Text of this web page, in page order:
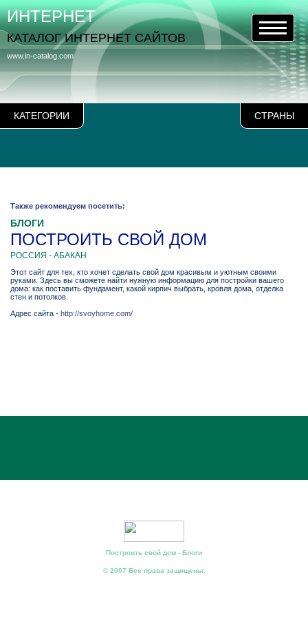
КАТЕГОРИИ СТРАНЫ
www.in-catalog.com
ИНТЕРНЕТ
КАТАЛОГ ИНТЕРНЕТ САЙТОВ
Также рекомендуем посетить:
БЛОГИ
ПОСТРОИТЬ СВОЙ ДОМ
РОССИЯ - АБАКАН
Этот сайт для тех, кто хочет сделать свой дом красивым и уютным своими
руками. Здесь вы сможете найти нужную информацию для постройки вашего
дома: как поставить фундамент, какой кирпич выбрать, кровля дома, отделка
стен и потолков.
Адрес сайта - http://svoyhome.com/
Построить свой дом - Блоги
© 2007 Все права защищены.